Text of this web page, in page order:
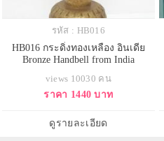
รหัส : HB016
HB016 กระดิ่งทองเหลือง อินเดีย
Bronze Handbell from India
views 10030 คน
ราคา 1440 บาท
ดูรายละเอียด